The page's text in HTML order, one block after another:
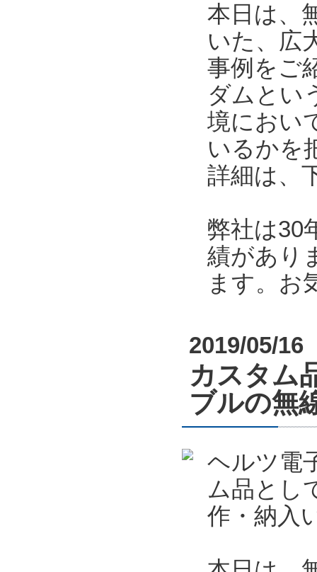
本日は、
いた、広
事例をご
ダムとい
境におい
いるかを
詳細は、
弊社は30
績があり
ます。お
2019/05/16
カスタム
ブルの無
ヘルツ電
ム品とし
作・納入